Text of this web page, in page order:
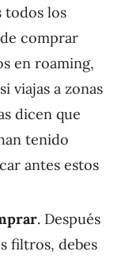
todos los
comprar
en roaming,
viajas a zonas
dicen que
tenido
antes estos
. Después
filtros, debes